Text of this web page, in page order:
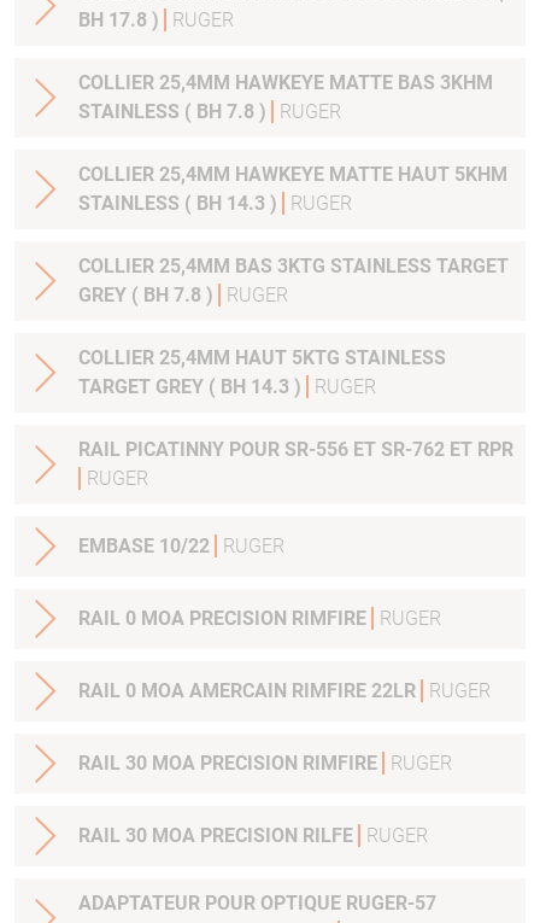
BH 17.8 )
RUGER
COLLIER 25,4MM HAWKEYE MATTE BAS 3KHM
STAINLESS ( BH 7.8 )
RUGER
COLLIER 25,4MM HAWKEYE MATTE HAUT 5KHM
STAINLESS ( BH 14.3 )
RUGER
COLLIER 25,4MM BAS 3KTG STAINLESS TARGET
GREY ( BH 7.8 )
RUGER
COLLIER 25,4MM HAUT 5KTG STAINLESS
TARGET GREY ( BH 14.3 )
RUGER
RAIL PICATINNY POUR SR-556 ET SR-762 ET RPR
RUGER
EMBASE 10/22 RUGER
RAIL 0 MOA PRECISION RIMFIRE RUGER
RAIL 0 MOA AMERCAIN RIMFIRE 22LR RUGER
RAIL 30 MOA PRECISION RIMFIRE RUGER
RAIL 30 MOA PRECISION RILFE RUGER
ADAPTATEUR POUR OPTIQUE RUGER-57